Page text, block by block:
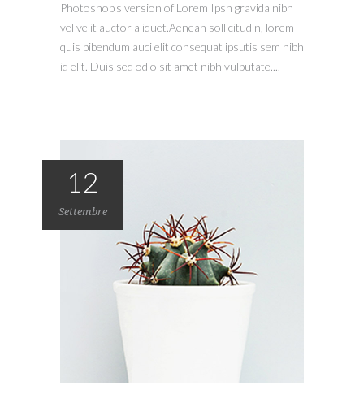
Photoshop's version of Lorem Ipsn gravida nibh
vel velit auctor aliquet.Aenean sollicitudin, lorem
quis bibendum auci elit consequat ipsutis sem nibh
id elit. Duis sed odio sit amet nibh vulputate....
12
Settembre